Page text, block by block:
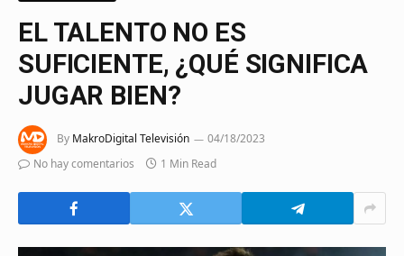
EL TALENTO NO ES
SUFICIENTE, ¿QUÉ SIGNIFICA
JUGAR BIEN?
By MakroDigital Televisión
04/18/2023
No hay comentarios
1 Min Read